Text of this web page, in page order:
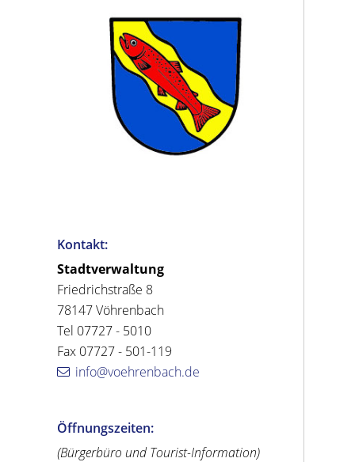
Kontakt:
Stadtverwaltung
Friedrichstraße 8
78147 Vöhrenbach
Tel 07727 - 5010
Fax 07727 - 501-119
info@voehrenbach.de
Öffnungszeiten:
(Bürgerbüro und Tourist-Information)